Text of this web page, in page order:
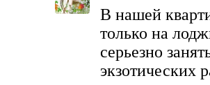
В нашей
только на
серьезно
экзотических